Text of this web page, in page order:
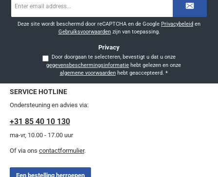
mailadres
Deze site wordt beschermd door reCAPTCHA en de Google Privacybeleid en
Gebruiksvoorwaardenzijn van toepassing.
Privacy
Door doorgaan te selecteren, bevestigt u dat u onze
gegevensbeschermingsinformatie
algemene voorwaardenhebt geaccepteerd. *
SERVICE HOTLINE
Ondersteuning en advies via:
+31 85 40 10 130
ma-vr, 10.00 - 17.00 uur
Of via ons contactformulier.
Een bestelling herroepen